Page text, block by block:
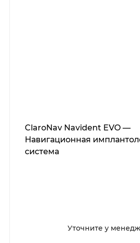
ClaroNav Navident EVO —
Навигационная
система
Уточните у